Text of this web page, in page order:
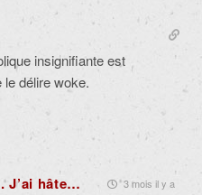
insignifiante est
délire woke.
J’ai hâte… 3 mois il y a